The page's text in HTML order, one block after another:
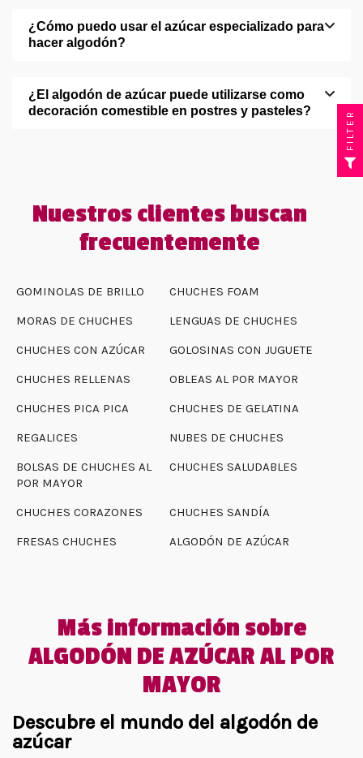
¿Cómo puedo usar el azúcar especializado para
hacer algodón?
¿El algodón de azúcar puede utilizarse como
decoración comestible en postres y pasteles?
Nuestros clientes buscan
frecuentemente
GOMINOLAS DE BRILLO
CHUCHES FOAM
MORAS DE CHUCHES
LENGUAS DE CHUCHES
CHUCHES CON AZÚCAR
GOLOSINAS CON JUGUETE
CHUCHES RELLENAS
OBLEAS AL POR MAYOR
CHUCHES PICA PICA
CHUCHES DE GELATINA
REGALICES
NUBES DE CHUCHES
BOLSAS DE CHUCHES AL
POR MAYOR
CHUCHES SALUDABLES
CHUCHES CORAZONES
CHUCHES SANDÍA
FRESAS CHUCHES
ALGODÓN DE AZÚCAR
Más información sobre
ALGODÓN DE AZÚCAR AL POR
MAYOR
Descubre el mundo del algodón de
azúcar
FILTER